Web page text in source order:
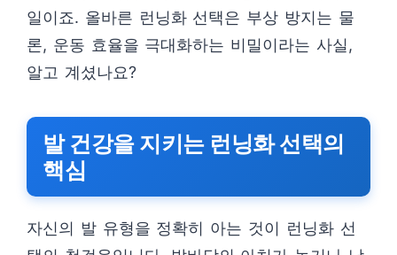
일이죠. 올바른 런닝화 선택은 부상 방지는 물
론, 운동 효율을 극대화하는 비밀이라는 사실,
알고 계셨나요?
발 건강을 지키는 런닝화 선택의
핵심
자신의 발 유형을 정확히 아는 것이 런닝화 선